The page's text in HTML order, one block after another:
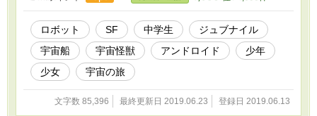
クヨムにも掲載しています。
ロボット SF 中学生
ジュブナイル
宇宙船
宇宙怪獣 アンドロイド
少年
少女
宇宙の旅
文字数 85,396 最終更新日 2019.06.23 登録日 2019.06.13